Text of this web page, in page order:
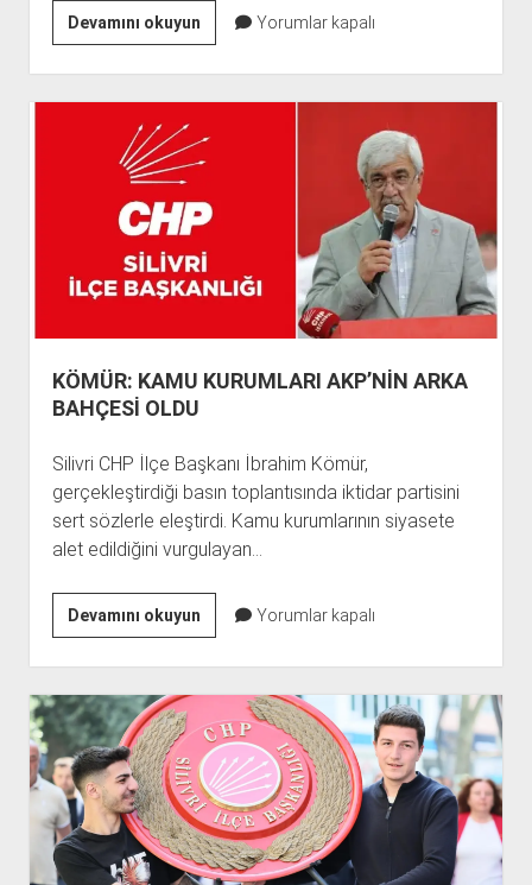
Devamını okuyunCANLI
YAYINDA
SKANDAL
ANLAR
Yorumlar kapalı
KÖMÜR: KAMU KURUMLARI AKP’NİN ARKA
BAHÇESİ OLDU
Silivri CHP İlçe Başkanı İbrahim Kömür,
gerçekleştirdiği basın toplantısında iktidar partisini
sert sözlerle eleştirdi. Kamu kurumlarının siyasete
alet edildiğini vurgulayan…
Devamını okuyunKÖMÜR:
KAMU
KURUMLARI
AKP’NİN
ARKA
BAHÇESİ
OLDU
Yorumlar kapalı